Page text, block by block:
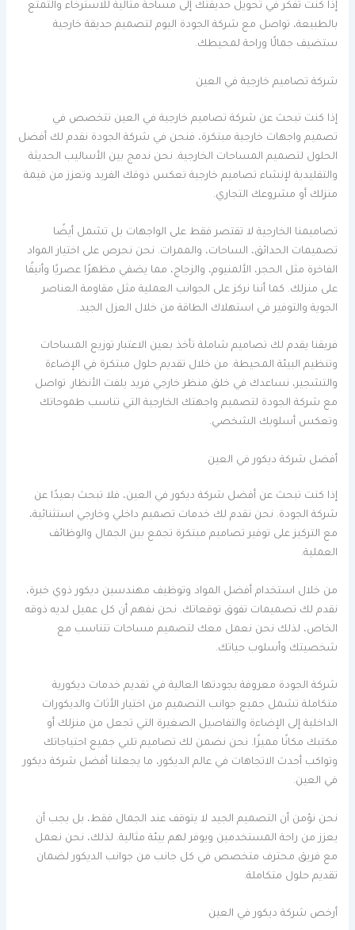
إذا كنت تفكر في تحويل حديقتك إلى مساحة مثالية للاسترخاء والتمتع
بالطبيعة، تواصل مع شركة الجودة اليوم لتصميم حديقة خارجية
ستضيف جمالًا وراحة لمحيطك.
شركة تصاميم خارجية في العين
إذا كنت تبحث عن شركة تصاميم خارجية في العين تتخصص في
تصميم واجهات خارجية مبتكرة، فنحن في شركة الجودة نقدم لك أفضل
الحلول لتصميم المساحات الخارجية. نحن ندمج بين الأساليب الحديثة
والتقليدية لإنشاء تصاميم خارجية تعكس ذوقك الفريد وتعزز من قيمة
منزلك أو مشروعك التجاري.
تصاميمنا الخارجية لا تقتصر فقط على الواجهات بل تشمل أيضًا
تصميمات الحدائق، الساحات، والممرات. نحن نحرص على اختيار المواد
الفاخرة مثل الحجر، الألمنيوم، والزجاج، مما يضفي مظهرًا عصريًا وأنيقًا
على منزلك. كما أننا نركز على الجوانب العملية مثل مقاومة العناصر
الجوية والتوفير في استهلاك الطاقة من خلال العزل الجيد.
فريقنا يقدم لك تصاميم شاملة تأخذ بعين الاعتبار توزيع المساحات
وتنظيم البيئة المحيطة. من خلال تقديم حلول مبتكرة في الإضاءة
والتشجير، نساعدك في خلق منظر خارجي فريد يلفت الأنظار. تواصل
مع شركة الجودة لتصميم واجهتك الخارجية التي تناسب طموحاتك
وتعكس أسلوبك الشخصي.
أفضل شركة ديكور في العين
إذا كنت تبحث عن أفضل شركة ديكور في العين، فلا تبحث بعيدًا عن
شركة الجودة. نحن نقدم لك خدمات تصميم داخلي وخارجي استثنائية،
مع التركيز على توفير تصاميم مبتكرة تجمع بين الجمال والوظائف
العملية.
من خلال استخدام أفضل المواد وتوظيف مهندسين ديكور ذوي خبرة،
نقدم لك تصميمات تفوق توقعاتك. نحن نفهم أن كل عميل لديه ذوقه
الخاص، لذلك نحن نعمل معك لتصميم مساحات تتناسب مع
شخصيتك وأسلوب حياتك.
شركة الجودة معروفة بجودتها العالية في تقديم خدمات ديكورية
متكاملة تشمل جميع جوانب التصميم من اختيار الأثاث والديكورات
الداخلية إلى الإضاءة والتفاصيل الصغيرة التي تجعل من منزلك أو
مكتبك مكانًا مميزًا. نحن نضمن لك تصاميم تلبي جميع احتياجاتك
وتواكب أحدث الاتجاهات في عالم الديكور، ما يجعلنا أفضل شركة ديكور
في العين.
نحن نؤمن أن التصميم الجيد لا يتوقف عند الجمال فقط، بل يجب أن
يعزز من راحة المستخدمين ويوفر لهم بيئة مثالية. لذلك، نحن نعمل
مع فريق محترف متخصص في كل جانب من جوانب الديكور لضمان
تقديم حلول متكاملة.
أرخص شركة ديكور في العين